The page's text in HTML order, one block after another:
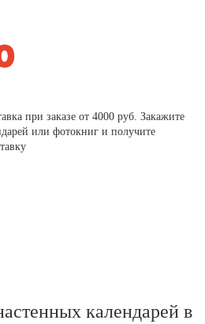
при заказе от 4000 руб. Закажите
или фотокниг и получите
календарей в